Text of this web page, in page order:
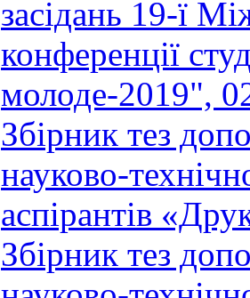
засідань 19-ї
конференції
молоде-2019",
Збірник тез
науково-
аспірантів
Збірник тез